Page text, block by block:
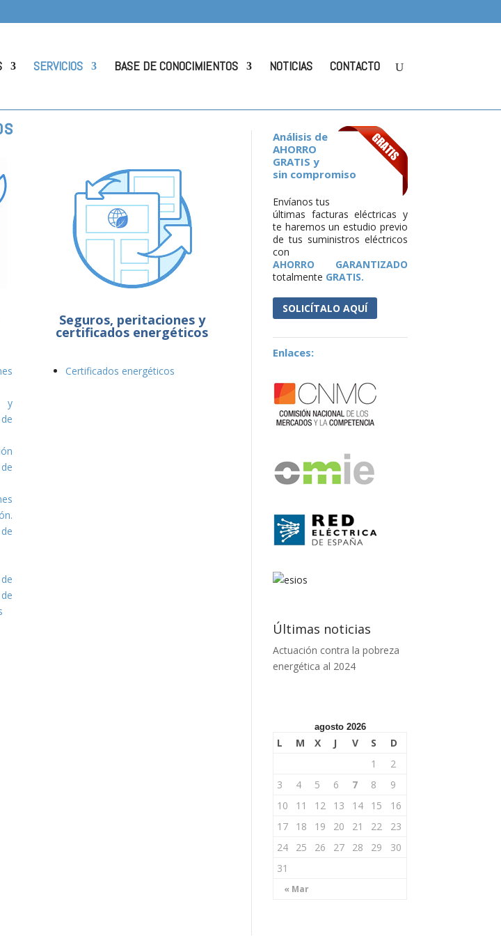
SERVICIOS BASE DE CONOCIMIENTOS NOTICIAS CONTACTO
y
Seguros, peritaciones y
certificados energéticos
Certificados energéticos
Análisis de
AHORRO
GRATIS y
sin compromiso
Envíanos tus
últimas facturas eléctricas y
te haremos un estudio previo
de tus suministros eléctricos
con
AHORRO GARANTIZADO
totalmente GRATIS.
SOLICÍTALO AQUÍ
Enlaces:
Últimas noticias
Actuación contra la pobreza
energética al 2024
agosto 2026
L M X J V S D
« Mar
1
2
3
4 5 6 7 8
9
10
11 12 13 14 15
16
17
18 19 20 21 22
23
24
25 26 27 28 29
30
31